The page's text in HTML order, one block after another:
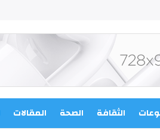
الثقافة الصحة المقالات